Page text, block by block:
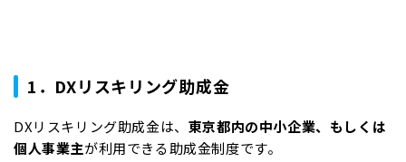
1．DXリスキリング助成金
DXリスキリング助成金は、 東京都内の中小企業、もしくは
個人事業主が利用できる助成金制度です。